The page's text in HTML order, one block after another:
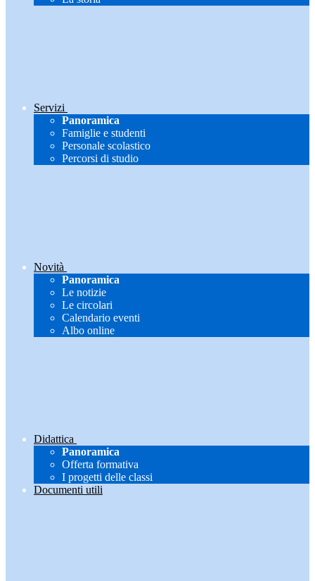
Servizi
Panoramica
Famiglie e studenti
Personale scolastico
Percorsi di studio
Novità
Panoramica
Le notizie
Le circolari
Calendario eventi
Albo online
Didattica
Panoramica
Offerta formativa
I progetti delle classi
Documenti utili